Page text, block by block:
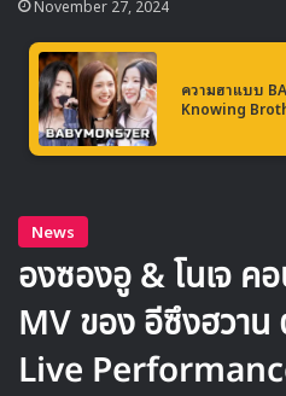
K-Pop ให้กับแฟนเพลงทั่วโลกผ่
การสร้างคอนเทนต์ YouTube
และขยายความนิยมของ K-Pop
อนาคต”
• ฉันชอบที่ SM ทำโปรเจค
กับศิลปิน K-POP ในเจน
• MV พวกนี้มันเป็นมากกว่
ในประวัติศาสตร์ที่เป็นตัวแ
• โปรเจคต์นี้เหมือนเป็นก
November 27, 2024
ความฮาแบบ
Knowing